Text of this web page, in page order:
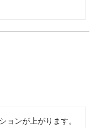
ョンが上がります。